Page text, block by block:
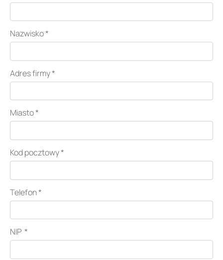
Nazwisko*
Adres firmy*
Miasto*
Kod pocztowy*
Telefon*
NIP *